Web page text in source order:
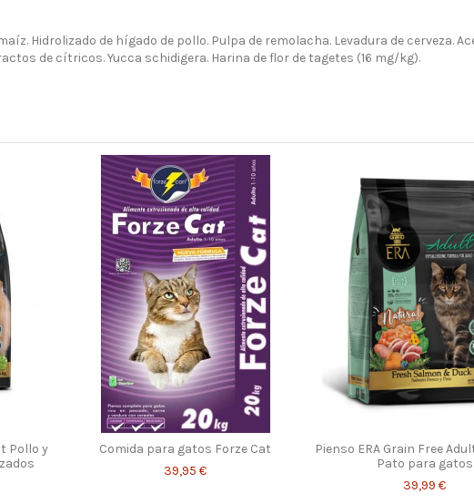
Hidrolizado de hígado de pollo. Pulpa de remolacha. Levadura de cerveza.
de cítricos. Yucca schidigera. Harina de flor de tagetes (16 mg/kg).
Pollo y
Comida para gatos Forze Cat
39,95 €
Pienso ERA Grain Free
Pato para gatos
39,99 €